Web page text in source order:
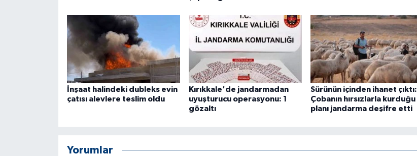
İnşaat halindeki dubleks evin
çatısı alevlere teslim oldu
Kırıkkale'de jandarmadan
uyuşturucu operasyonu: 1
gözaltı
Sürünün içinden ihanet çıktı:
Çobanın hırsızlarla kurduğu
planı jandarma deşifre etti
Yorumlar
SPOR HABERLERİ
ÜLKE GÜNDEMİ